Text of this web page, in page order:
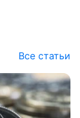
Все статьи